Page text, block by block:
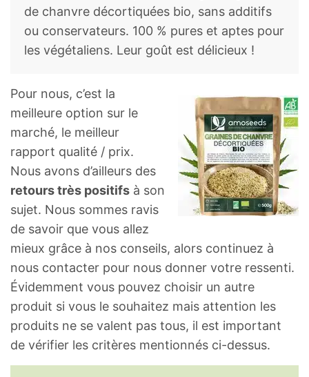
de chanvre décortiquées bio, sans additifs
ou conservateurs. 100 % pures et aptes pour
les végétaliens. Leur goût est délicieux !
Pour nous, c’est la
meilleure option sur le
marché, le meilleur
rapport qualité / prix.
Nous avons d’ailleurs des
retours très positifs à son
sujet. Nous sommes ravis
de savoir que vous allez
mieux grâce à nos conseils, alors continuez à
nous contacter pour nous donner votre ressenti.
Évidemment vous pouvez choisir un autre
produit si vous le souhaitez mais attention les
produits ne se valent pas tous, il est important
de vérifier les critères mentionnés ci-dessus.